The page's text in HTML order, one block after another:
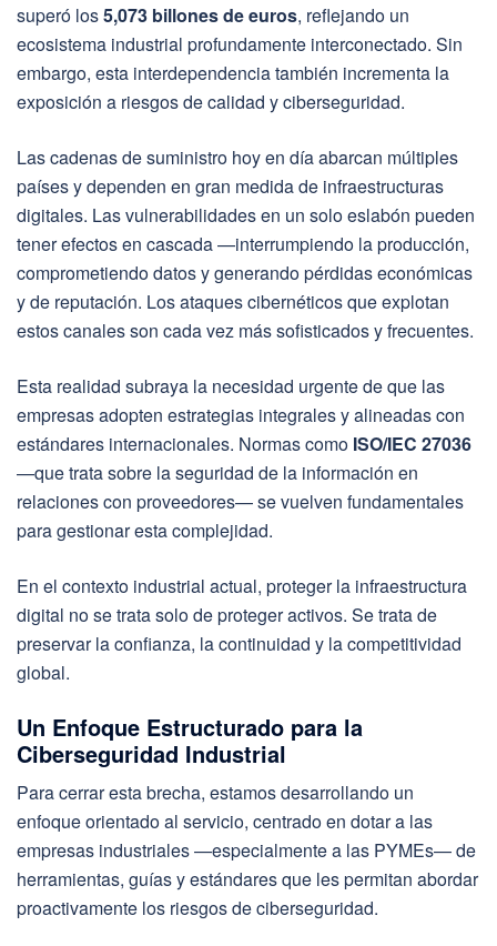
superó los5,073 billones de euros, reflejando un
ecosistema industrial profundamente interconectado. Sin
embargo, esta interdependencia también incrementa la
exposición a riesgos de calidad y ciberseguridad.
Las cadenas de suministro hoy en día abarcan múltiples
países y dependen en gran medida de infraestructuras
digitales. Las vulnerabilidades en un solo eslabón pueden
tener efectos en cascada —interrumpiendo la producción,
comprometiendo datos y generando pérdidas económicas
y de reputación. Los ataques cibernéticos que explotan
estos canales son cada vez más sofisticados y frecuentes.
Esta realidad subraya la necesidad urgente de que las
empresas adopten estrategias integrales y alineadas con
estándares internacionales. Normas como ISO/IEC 27036
—que trata sobre la seguridad de la información en
relaciones con proveedores— se vuelven fundamentales
para gestionar esta complejidad.
En el contexto industrial actual, proteger la infraestructura
digital no se trata solo de proteger activos. Se trata de
preservar la confianza, la continuidad y la competitividad
global.
Un Enfoque Estructurado para la
Ciberseguridad Industrial
Para cerrar esta brecha, estamos desarrollando un
enfoque orientado al servicio, centrado en dotar a las
empresas industriales —especialmente a las PYMEs— de
herramientas, guías y estándares que les permitan abordar
proactivamente los riesgos de ciberseguridad.